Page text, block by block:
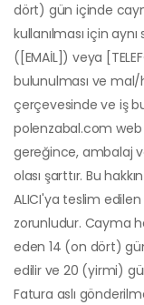
dört) gün içinde
kullanılması için
([EMAİL]) veya
bulunulması ve
çerçevesinde ve iş
polenzabal.com web
gereğince, ambalaj
olası şarttır. Bu
ALICI'ya teslim
zorunludur. Cayma
eden 14 (on dört)
edilir ve 20 (yirmi)
Fatura aslı